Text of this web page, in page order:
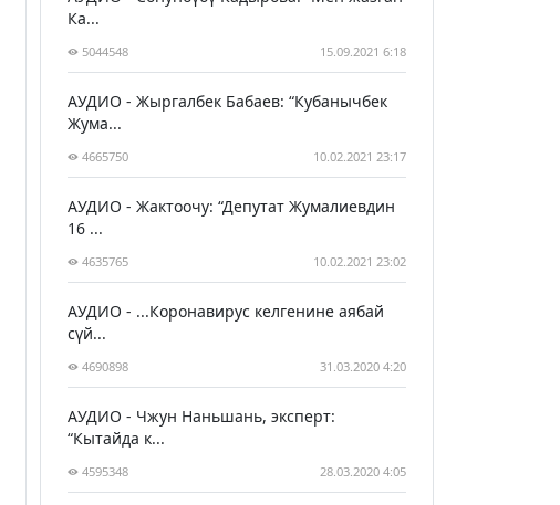
Ка...
5044548 15.09.2021 6:18
АУДИО - Жыргалбек Бабаев: “Кубанычбек
Жума...
4665750 10.02.2021 23:17
АУДИО - Жактоочу: “Депутат Жумалиевдин
16 ...
4635765 10.02.2021 23:02
АУДИО - ...Коронавирус келгенине аябай
сүй...
4690898 31.03.2020 4:20
АУДИО - Чжун Наньшань, эксперт:
“Кытайда к...
4595348 28.03.2020 4:05